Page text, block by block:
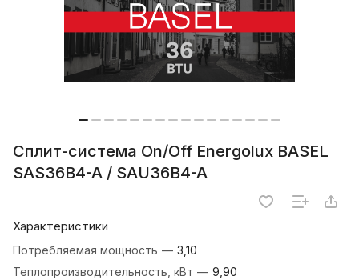
Сплит-система On/Off Energolux BASEL
SAS36B4-A / SAU36B4-A
Характеристики
Потребляемая мощность — 3,10
Теплопроизводительность, кВт — 9,90